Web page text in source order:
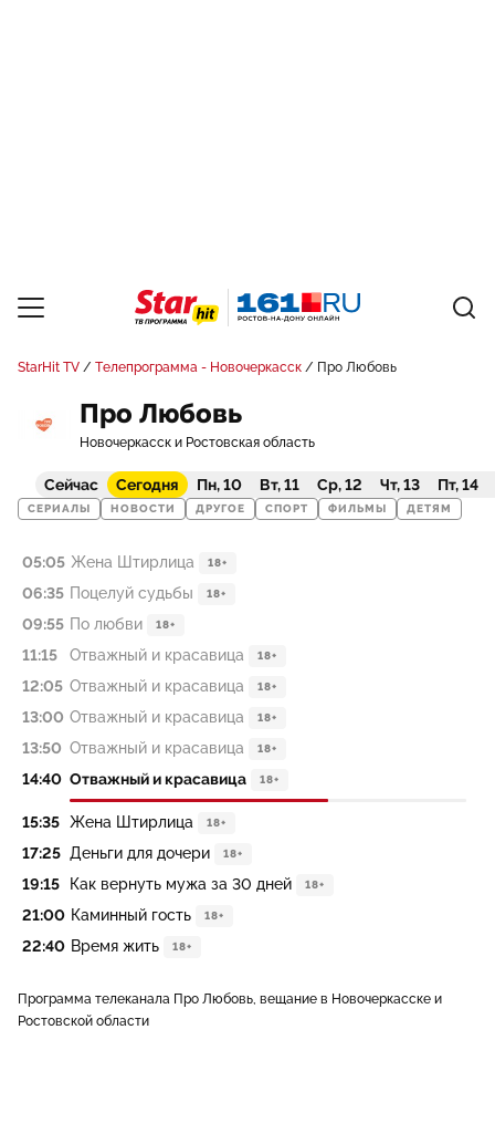
StarHit TV Телепрограмма - Новочеркасск Про Любовь
Про Любовь
Новочеркасск и Ростовская область
Сейчас Сегодня Пн, 10 Вт, 11 Ср, 12 Чт, 13 Пт, 14
СЕРИАЛЫ НОВОСТИ ДРУГОЕ СПОРТ ФИЛЬМЫ ДЕТЯМ
05:05 Жена Штирлица 18+
06:35 Поцелуй судьбы 18+
09:55 По любви 18+
11:15 Отважный и красавица 18+
12:05 Отважный и красавица 18+
13:00 Отважный и красавица 18+
13:50 Отважный и красавица 18+
14:40 Отважный и красавица 18+
15:35 Жена Штирлица 18+
17:25 Деньги для дочери 18+
19:15 Как вернуть мужа за 30 дней 18+
21:00 Каминный гость 18+
22:40 Время жить 18+
Программа телеканала Про Любовь, вещание в Новочеркасске и
Ростовской области